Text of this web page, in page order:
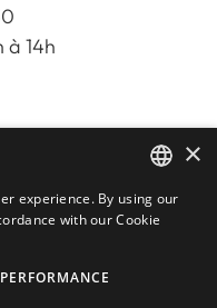
à 14h
ENGLISH
×
experience. By using our
with our Cookie
PERFORMANCE